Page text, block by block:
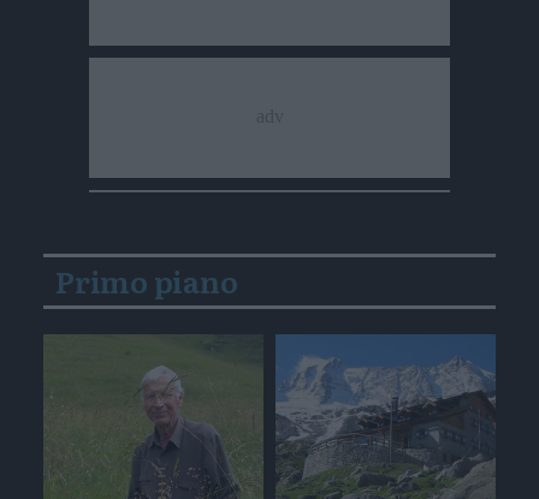
Primo piano